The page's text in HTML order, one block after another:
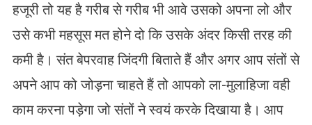
हजूरी तो यह है गरीब से गरीब भी आवे उसको अपना लो और
उसे कभी महसूस मत होने दो कि उसके अंदर किसी तरह की
कमी है। संत बेपरवाह जिंदगी बिताते हैं और अगर आप संतों से
अपने आप को जोड़ना चाहते हैं तो आपको ला-मुलाहिजा वही
काम करना पड़ेगा जो संतों ने स्वयं करके दिखाया है। आप